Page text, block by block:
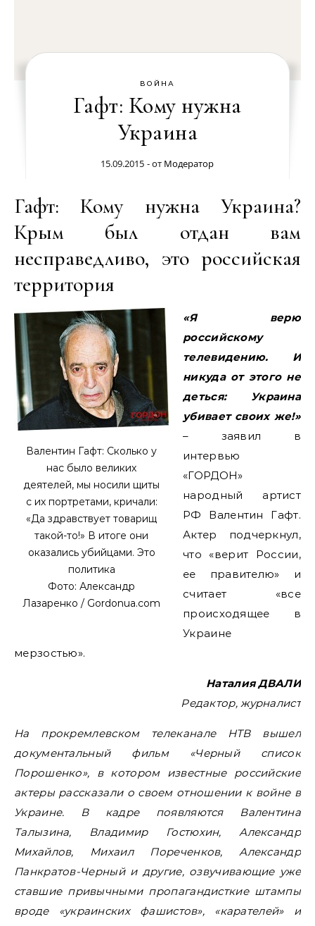
ВОЙНА
Гафт: Кому нужна
Украина
15.09.2015 - от Модератор
Гафт: Кому нужна Украина?
Крым был отдан вам
несправедливо, это российская
территория
Валентин Гафт: Сколько у
нас было великих
деятелей, мы носили щиты
с их портретами, кричали:
«Да здравствует товарищ
такой-то!» В итоге они
оказались убийцами. Это
политика
Фото: Александр
Лазаренко / Gordonua.com
«Я верю
российскому
телевидению. И
никуда от этого не
деться: Украина
убивает своих же!»
– заявил в
интервью
«ГОРДОН»
народный артист
РФ Валентин Гафт.
Актер подчеркнул,
что «верит России,
ее правителю» и
считает «все
происходящее в
Украине
мерзостью».
Наталия ДВАЛИ
Редактор, журналист
На прокремлевском телеканале НТВ вышел
документальный фильм «Черный список
Порошенко», в котором известные российские
актеры рассказали о своем отношении к войне в
Украине. В кадре появляются Валентина
Талызина, Владимир Гостюхин, Александр
Михайлов, Михаил Пореченков, Александр
Панкратов-Черный и другие, озвучивающие уже
ставшие привычными пропагандисткие штампы
вроде «украинских фашистов», «карателей» и